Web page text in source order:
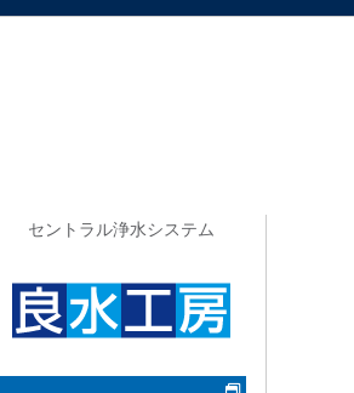
セントラル浄水システム